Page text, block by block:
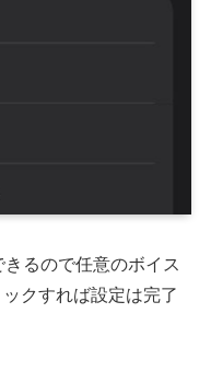
るので任意のボイス
クすれば設定は完了